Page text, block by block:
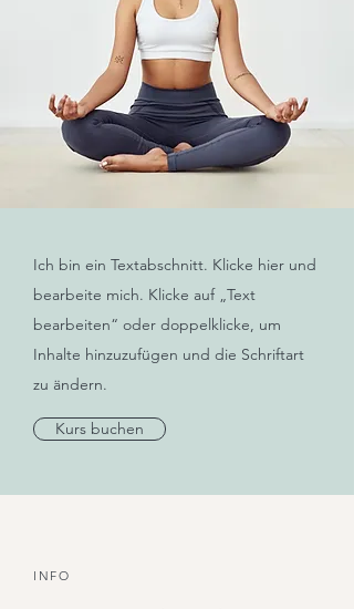
Ich bin ein Textabschnitt. Klicke hier und
bearbeite mich. Klicke auf „Text
bearbeiten“ oder doppelklicke, um
Inhalte hinzuzufügen und die Schriftart
zu ändern.
Kurs buchen
INFO